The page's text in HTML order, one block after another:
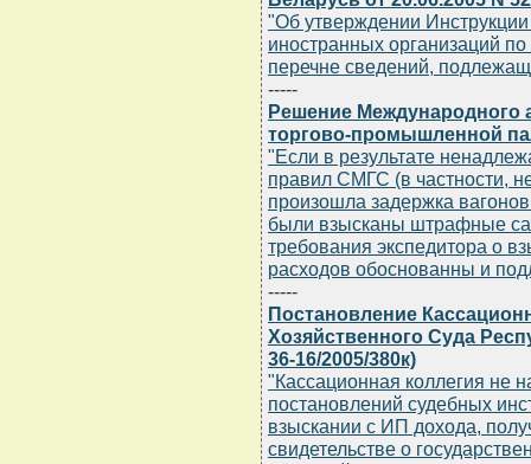
"Об утверждении
иностранных организаций
перечне сведений,
-----
Решение Международного
торгово-промышленной
"Если в результате
правил СМГС (в частности,
произошла задержка
были взысканы штрафные
требования экспедитора о
расходов обоснованны и
-----
Постановление
Хозяйственного Суда
36-16/2005/380к)
"Кассационная коллегия не
постановлений судебных
взыскании с ИП дохода,
свидетельстве о